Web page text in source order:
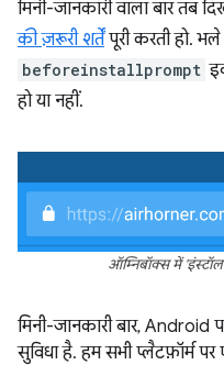
मिनी-जानकारी वाला बार तब
की ज़रूरी शर्तेंपूरी करती हो.
beforeinstallprompt
हो या नहीं.
ऑम्निबॉक्स में
मिनी-जानकारी बार,
सुविधा है. हम सभी प्लैटफ़ॉर्म